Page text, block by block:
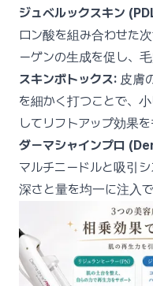
ジュベルックスキン
ロン酸を組み合わせた
ーゲンの生成を促し、
スキンボトックス: 皮膚
を細かく打つことで、
してリフトアップ効果を
ダーマシャインプロ
マルチニードルと吸引
深さと量を均一に注入